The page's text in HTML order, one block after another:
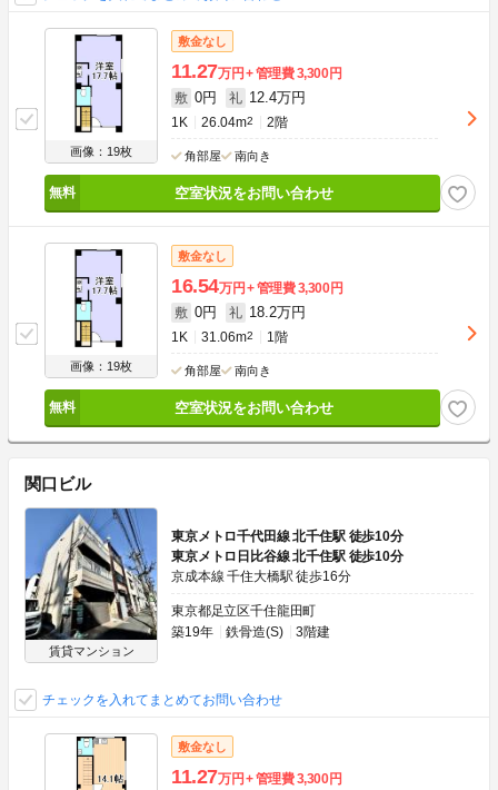
画像：19枚
敷金なし
11.27万円 管理費3,300円
敷 0円 礼 12.4万円
1K 26.04m2 2階
角部屋 南向き
空室状況をお問い合わせ
画像：19枚
敷金なし
16.54万円 管理費3,300円
敷 0円 礼 18.2万円
1K 31.06m2 1階
角部屋 南向き
空室状況をお問い合わせ
関口ビル
賃貸マンション
東京メトロ千代田線 北千住駅 徒歩10分
東京メトロ日比谷線 北千住駅 徒歩10分
京成本線 千住大橋駅 徒歩16分
東京都足立区千住龍田町
築19年
鉄骨造(S) 3階建
チェックを入れてまとめてお問い合わせ
敷金なし
11.27万円 管理費3,300円